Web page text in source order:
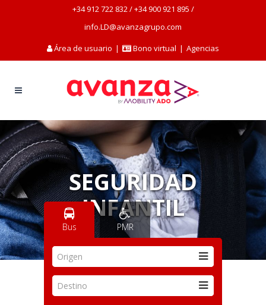
+34 912 722 832/+34 900 921 895 /
info.LD@avanzagrupo.com
Área de usuario | Bono virtual | Agencias
SEGURIDAD
INFANTIL
Bus PMR
Origen
Destino